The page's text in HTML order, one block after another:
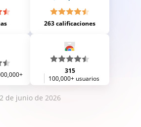
263 calificaciones
315
100,000+ usuarios
2 de junio de 2026